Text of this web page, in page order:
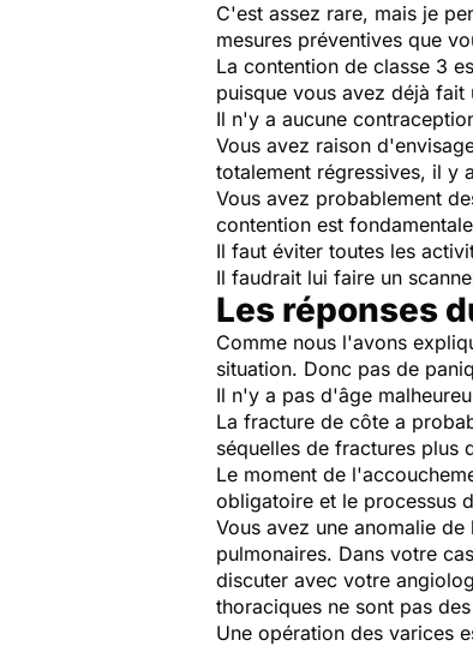
C'est assez rare, mais je
mesures préventives que
La contention de classe 3
puisque vous avez déjà
Il n'y a aucune
Vous avez raison
totalement régressives, il y
Vous avez probablement
contention est
Il faut éviter toutes les
Il faudrait lui faire un
Les réponses
Comme nous l'avons
situation. Donc pas de
Il n'y a pas d'âge
La fracture de côte a
séquelles de fractures plus
Le moment de
obligatoire et le processus
Vous avez une anomalie
pulmonaires. Dans votre
discuter avec votre
thoraciques ne sont pas
Une opération des varices